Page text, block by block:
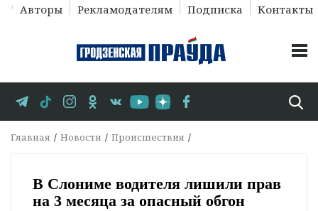
Авторы Рекламодателям Подписка Контакты
Главная Новости Происшествия
В Слониме водителя лишили прав
на 3 месяца за опасный обгон